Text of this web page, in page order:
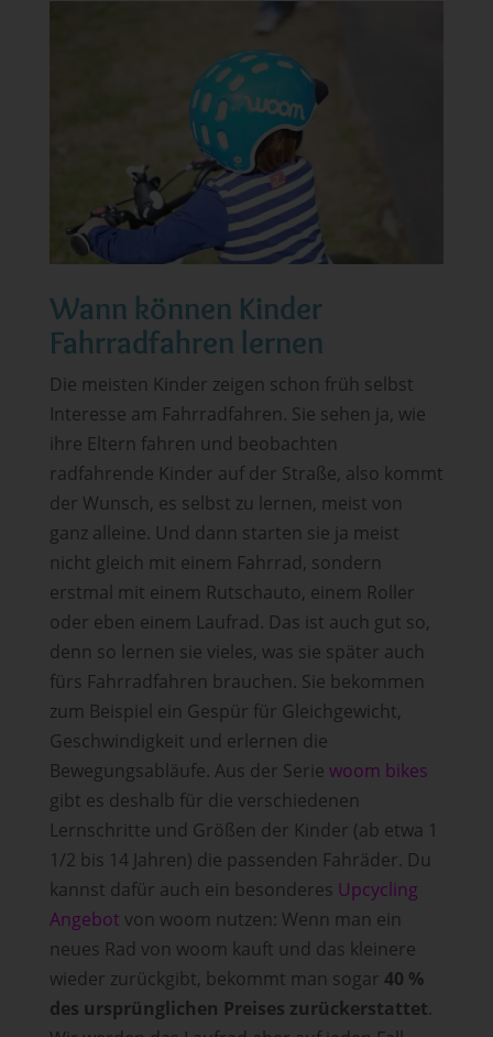
Wann können Kinder
Fahrradfahren lernen
Die meisten Kinder zeigen schon früh selbst
Interesse am Fahrradfahren. Sie sehen ja, wie
ihre Eltern fahren und beobachten
radfahrende Kinder auf der Straße, also kommt
der Wunsch, es selbst zu lernen, meist von
ganz alleine. Und dann starten sie ja meist
nicht gleich mit einem Fahrrad, sondern
erstmal mit einem Rutschauto, einem Roller
oder eben einem Laufrad. Das ist auch gut so,
denn so lernen sie vieles, was sie später auch
fürs Fahrradfahren brauchen. Sie bekommen
zum Beispiel ein Gespür für Gleichgewicht,
Geschwindigkeit und erlernen die
Bewegungsabläufe. Aus der Serie woom bikes
gibt es deshalb für die verschiedenen
Lernschritte und Größen der Kinder (ab etwa 1
1/2 bis 14 Jahren) die passenden Fahräder. Du
kannst dafür auch ein besonderes Upcycling
Angebot von woom nutzen: Wenn man ein
neues Rad von woom kauft und das kleinere
wieder zurückgibt, bekommt man sogar 40 %
des ursprünglichen Preises zurückerstattet.